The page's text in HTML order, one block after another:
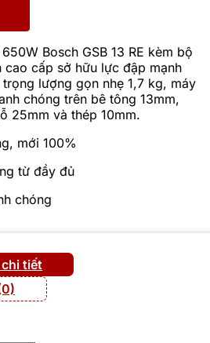
Bosch GSB 13 RE kèm bộ
cao cấp sở hữu lực đập mạnh
lượng gọn nhẹ 1,7 kg, máy
chóng trên bê tông 13mm,
25mm và thép 10mm.
mới 100%
từ đầy đủ
chóng
tiết